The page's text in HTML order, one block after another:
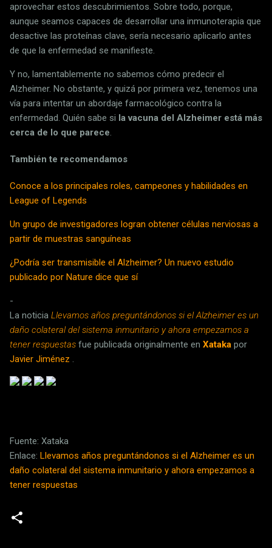
aprovechar estos descubrimientos. Sobre todo, porque,
aunque seamos capaces de desarrollar una inmunoterapia que
desactive las proteínas clave, sería necesario aplicarlo antes
de que la enfermedad se manifieste.
Y no, lamentablemente no sabemos cómo predecir el
Alzheimer. No obstante, y quizá por primera vez, tenemos una
vía para intentar un abordaje farmacológico contra la
enfermedad. Quién sabe si la vacuna del Alzheimer está más
cerca de lo que parece.
También te recomendamos
Conoce a los principales roles, campeones y habilidades en
League of Legends
Un grupo de investigadores logran obtener células nerviosas a
partir de muestras sanguíneas
¿Podría ser transmisible el Alzheimer? Un nuevo estudio
publicado por Nature dice que sí
-
La noticia Llevamos años preguntándonos si el Alzheimer es un
daño colateral del sistema inmunitario y ahora empezamos a
tener respuestas fue publicada originalmente en Xataka por
Javier Jiménez
Fuente: Xataka
Enlace: Llevamos años preguntándonos si el Alzheimer es un
daño colateral del sistema inmunitario y ahora empezamos a
tener respuestas